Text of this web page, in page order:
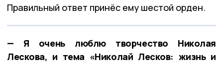
Правильный ответ принёс ему шестой орден.
— Я очень люблю творчество Николая
Лескова, и тема «Николай Лесков: жизнь и